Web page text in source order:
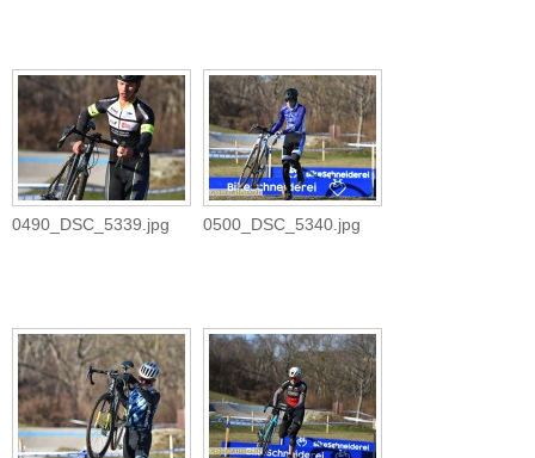
0490_DSC_5339.jpg 0500_DSC_5340.jpg